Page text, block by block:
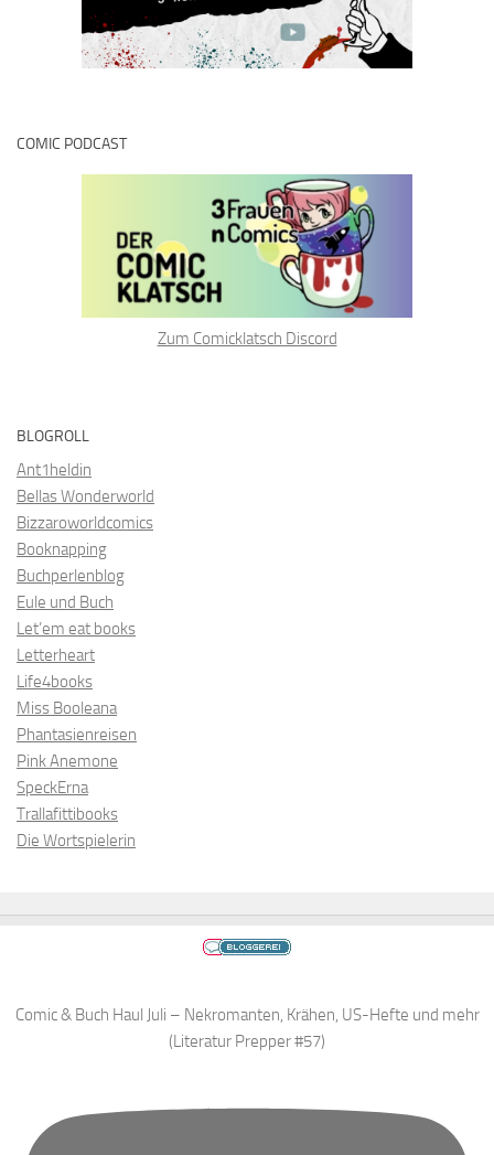
COMIC PODCAST
Zum Comicklatsch Discord
BLOGROLL
Ant1heldin
Bellas Wonderworld
Bizzaroworldcomics
Booknapping
Buchperlenblog
Eule und Buch
Let’em eat books
Letterheart
Life4books
Miss Booleana
Phantasienreisen
Pink Anemone
SpeckErna
Trallafittibooks
Die Wortspielerin
Comic & Buch Haul Juli – Nekromanten, Krähen, US-Hefte und mehr
(Literatur Prepper #57)